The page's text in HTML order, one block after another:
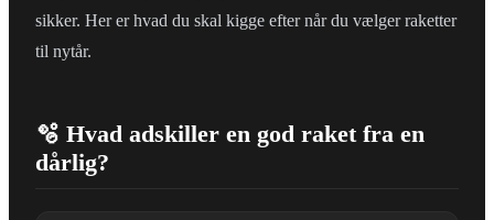
sikker. Her er hvad du skal kigge efter når du vælger raketter
til nytår.
🫧 Hvad adskiller en god raket fra en
dårlig?